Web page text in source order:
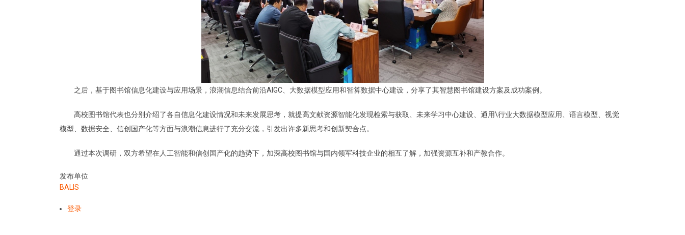
之后，基于图书馆信息化建设与应用场景，浪潮信息结合前沿AIGC、大数据模型应用和智算数据中心建设，分享了其智慧图书馆建设方案及成功案例。
高校图书馆代表也分别介绍了各自信息化建设情况和未来发展思考，就提高文献资源智能化发现检索与获取、未来学习中心建设、通用\行业大数据模型应用、语言模型、视觉
模型、数据安全、信创国产化等方面与浪潮信息进行了充分交流，引发出许多新思考和创新契合点。
通过本次调研，双方希望在人工智能和信创国产化的趋势下，加深高校图书馆与国内领军科技企业的相互了解，加强资源互补和产教合作。
发布单位
BALIS
登录